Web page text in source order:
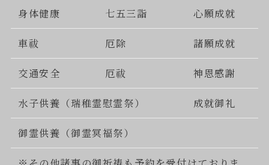
身体健康 七五三詣 心願成就
車祓 厄除 諸願成就
交通安全 厄祓 神恩感謝
水子供養（瑞稚霊慰霊祭） 成就御礼
御霊供養（御霊冥福祭）